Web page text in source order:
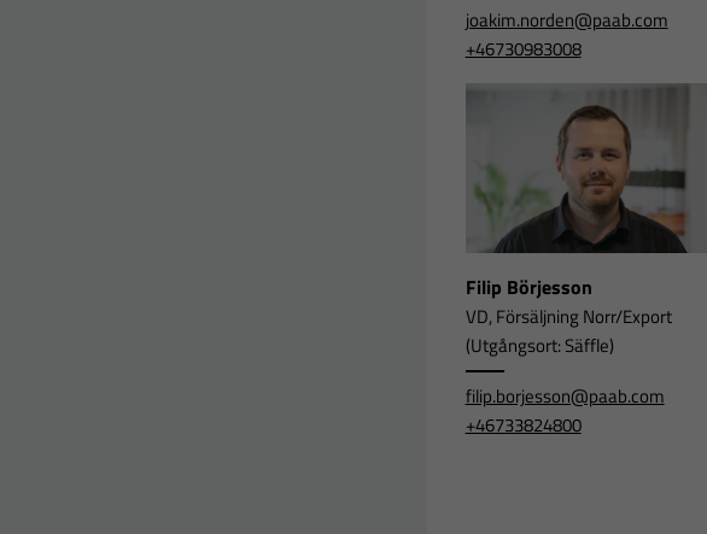
joakim.norden@paab.com
+46730983008
Filip Börjesson
VD, Försäljning Norr/Export
(Utgångsort: Säffle)
filip.borjesson@paab.com
+46733824800